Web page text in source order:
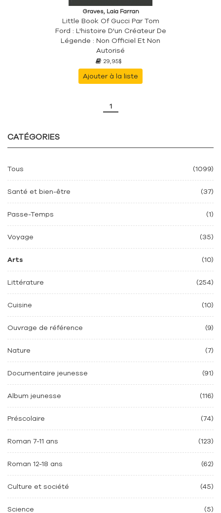
CATÉGORIES
Tous (1099)
Santé et bien-être (37)
Passe-Temps (1)
Voyage (35)
Arts (10)
Littérature (254)
Cuisine (10)
Ouvrage de référence (9)
Nature (7)
Documentaire jeunesse (91)
Album jeunesse (116)
Préscolaire (74)
Roman 7-11 ans (123)
Roman 12-18 ans (62)
Culture et société (45)
Science (5)
Graves, Laia Farran
Little Book Of Gucci Par Tom
Ford : L'histoire D'un Créateur De
Légende : Non Officiel Et Non
Autorisé
29,95$
Ajouter à la liste
1